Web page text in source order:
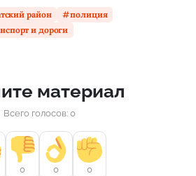
район
полиция
и дороги
материал
Всего голосов: 0
0 0 0